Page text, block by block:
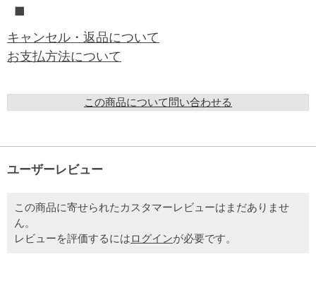
■
キャンセル・返品について
お支払方法について
この商品について問い合わせる
ユーザーレビュー
この商品に寄せられたカスタマーレビューはまだありませ
ん。
レビューを評価するにはログインが必要です。